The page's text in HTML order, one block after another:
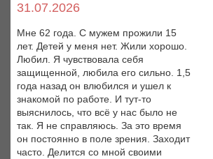
31.07.2026
Мне 62 года. С мужем прожили 15
лет. Детей у меня нет. Жили хорошо.
Любил. Я чувствовала себя
защищенной, любила его сильно. 1,5
года назад он влюбился и ушел к
знакомой по работе. И тут-то
выяснилось, что всё у нас было не
так. Я не справляюсь. За это время
он постоянно в поле зрения. Заходит
часто. Делится со мной своими